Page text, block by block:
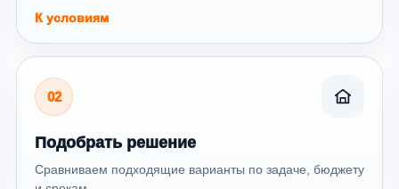
К условиям
02
Подобрать решение
Сравниваем подходящие варианты по задаче, бюджету